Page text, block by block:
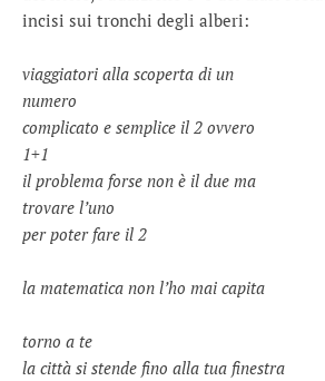
incisi sui tronchi degli alberi:
viaggiatori alla scoperta di un
numero
complicato e semplice il 2 ovvero
1+1
il problema forse non è il due ma
trovare l’uno
per poter fare il 2
la matematica non l’ho mai capita
torno a te
la città si stende fino alla tua finestra